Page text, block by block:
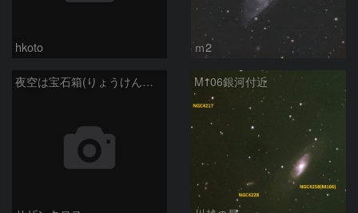
hkoto ｍ2
夜空は宝石箱(りょうけん座 M106) Seestar50 M106銀河付近